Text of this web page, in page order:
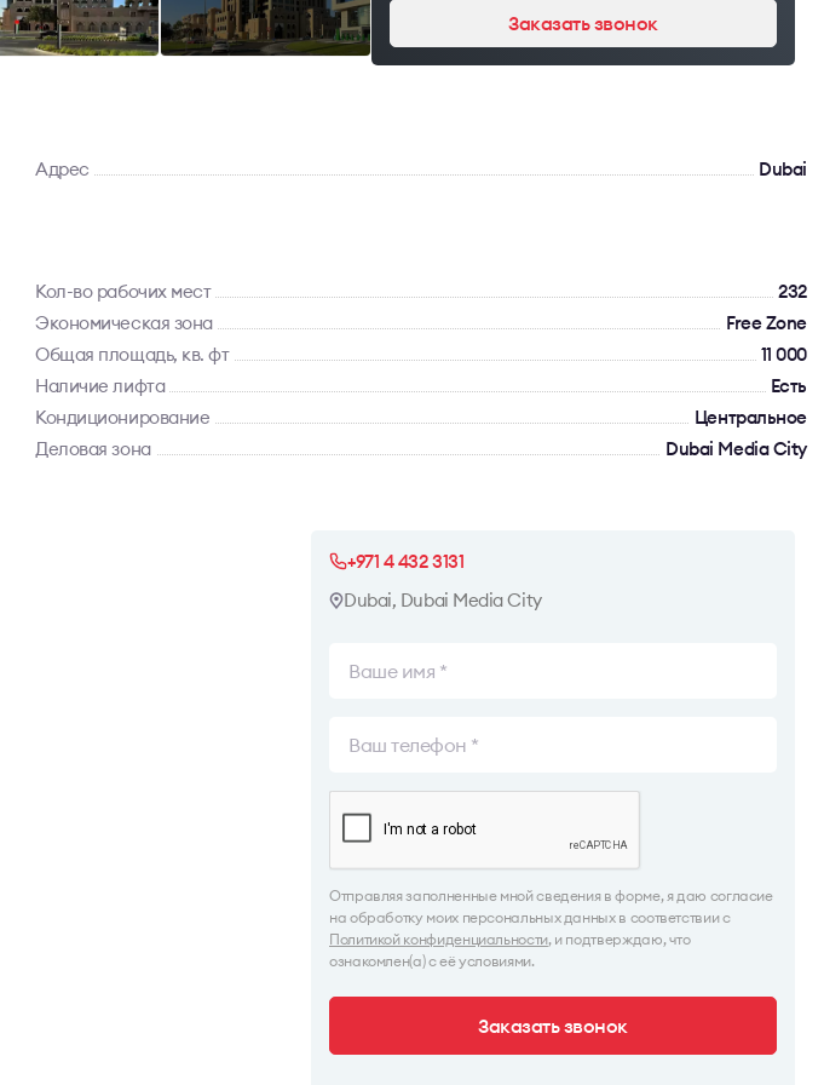
Заказать звонок
Адрес Dubai
Кол-во рабочих мест
232
Экономическая зона
Free Zone
Общая площадь, кв. фт
11 000
Наличие лифта
Есть
Кондиционирование
Центральное
Деловая зона Dubai Media City
+971 4 432 3131
Dubai, Dubai Media City
Отправляя заполненные мной сведения в форме, я даю согласие
на обработку моих персональных данных в соответствии с
Политикой конфиденциальности, и подтверждаю, что
ознакомлен(а) с её условиями.
Заказать звонок